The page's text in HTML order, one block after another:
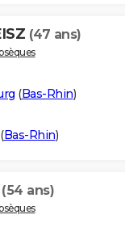
(47 ans)
(Bas-Rhin)
Bas-Rhin)
(54 ans)